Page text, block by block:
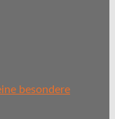
besondere